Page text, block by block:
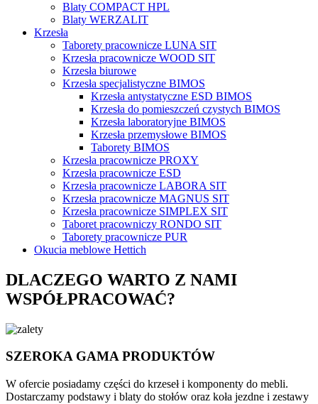
Blaty COMPACT HPL
Blaty WERZALIT
Krzesła
Taborety pracownicze LUNA SIT
Krzesła pracownicze WOOD SIT
Krzesła biurowe
Krzesła specjalistyczne BIMOS
Krzesła antystatyczne ESD BIMOS
Krzesła do pomieszczeń czystych BIMOS
Krzesła laboratoryjne BIMOS
Krzesła przemysłowe BIMOS
Taborety BIMOS
Krzesła pracownicze PROXY
Krzesła pracownicze ESD
Krzesła pracownicze LABORA SIT
Krzesła pracownicze MAGNUS SIT
Krzesła pracownicze SIMPLEX SIT
Taboret pracowniczy RONDO SIT
Taborety pracownicze PUR
Okucia meblowe Hettich
DLACZEGO WARTO Z NAMI
WSPÓŁPRACOWAĆ?
SZEROKA GAMA PRODUKTÓW
W ofercie posiadamy części do krzeseł i komponenty do mebli.
Dostarczamy podstawy i blaty do stołów oraz koła jezdne i zestawy